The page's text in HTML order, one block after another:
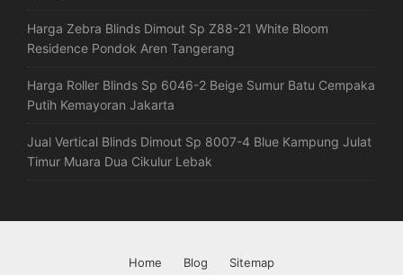
Harga Zebra Blinds Dimout Sp Z88-21 White Bloom
Residence Pondok Aren Tangerang
Harga Roller Blinds Sp 6046-2 Beige Sumur Batu Cempaka
Putih Kemayoran Jakarta
Jual Vertical Blinds Dimout Sp 8007-4 Blue Kampung Julat
Timur Muara Dua Cikulur Lebak
Home Blog Sitemap